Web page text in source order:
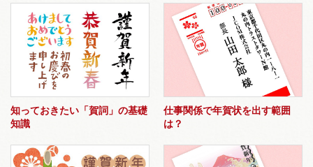
知っておきたい「賀詞」の基礎
知識
仕事関係で年賀状を出す範囲
は？